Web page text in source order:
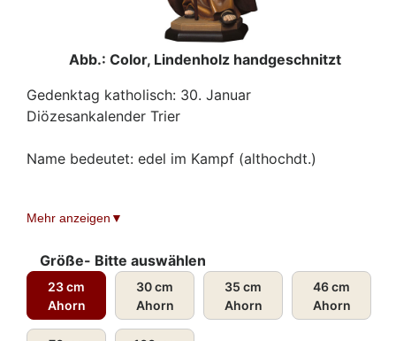
Abb.: Color, Lindenholz handgeschnitzt
Gedenktag katholisch: 30. Januar
Diözesankalender Trier
Name bedeutet: edel im Kampf (althochdt.)
* um 624/639 in Cousolre in Frankreich
Mehr anzeigen
Größe- Bitte auswählen
23 cm
Ahorn
30 cm
Ahorn
35 cm
Ahorn
46 cm
Ahorn